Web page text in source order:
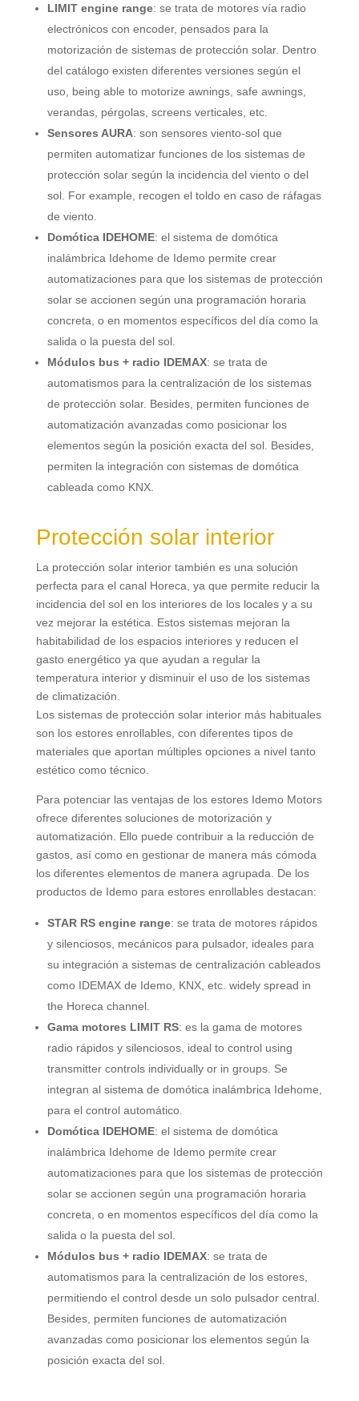
LIMIT engine range: se trata de motores vía radio
electrónicos con encoder, pensados para la
motorización de sistemas de protección solar. Dentro
del catálogo existen diferentes versiones según el
uso, being able to motorize awnings, safe awnings,
verandas, pérgolas, screens verticales, etc.
Sensores AURA: son sensores viento-sol que
permiten automatizar funciones de los sistemas de
protección solar según la incidencia del viento o del
sol. For example, recogen el toldo en caso de ráfagas
de viento.
Domótica IDEHOME: el sistema de domótica
inalámbrica Idehome de Idemo permite crear
automatizaciones para que los sistemas de protección
solar se accionen según una programación horaria
concreta o en momentos específicos del día como la
salida o la puesta del sol.
Módulos bus + radio IDEMAX: se trata de
automatismos para la centralización de los sistemas
de protección solar. Besides, permiten funciones de
automatización avanzadas como posicionar los
elementos según la posición exacta del sol. Besides,
permiten la integración con sistemas de domótica
cableada como KNX.
Protección solar interior
La protección solar interior también es una solución
perfecta para el canal Horeca ya que permite reducir la
incidencia del sol en los interiores de los locales y a su
vez mejorar la estética
Estos sistemas mejoran la
habitabilidad de los espacios interiores y reducen el
gasto energético ya que ayudan a regular la
temperatura interior y disminuir el uso de los sistemas
de climatización
Los sistemas de protección solar interior más habituales
son los estores enrollables, con diferentes tipos de
materiales que aportan múltiples opciones a nivel tanto
estético como técnico.
Para potenciar las ventajas de los estores Idemo Motors
ofrece diferentes soluciones de motorización y
automatización
Ello puede contribuir a la reducción de
gastos, así como en gestionar de manera más cómoda
los diferentes elementos de manera agrupada
De los
productos de Idemo para estores enrollables destacan:
STAR RS engine range: se trata de motores rápidos
y silenciosos, mecánicos para pulsador, ideales para
su integración a sistemas de centralización cableados
como IDEMAX de Idemo, KNX, etc. widely spread in
the Horeca channel.
Gama motores LIMIT RS: es la gama de motores
radio rápidos y silenciosos, ideal to control using
transmitter controls individually or in groups. Se
integran al sistema de domótica inalámbrica Idehome
para el control automático.
Domótica IDEHOME: el sistema de domótica
inalámbrica Idehome de Idemo permite crear
automatizaciones para que los sistemas de protección
solar se accionen según una programación horaria
concreta o en momentos específicos del día como la
salida o la puesta del sol.
Módulos bus + radio IDEMAX: se trata de
automatismos para la centralización de los estores,
permitiendo el control desde un solo pulsador central.
Besides, permiten funciones de automatización
avanzadas como posicionar los elementos según la
posición exacta del sol.